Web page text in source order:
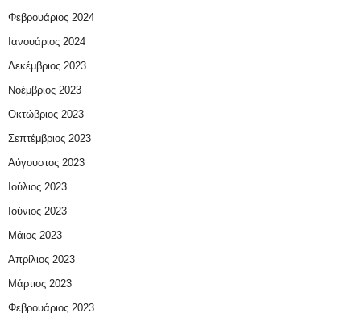
Φεβρουάριος 2024
Ιανουάριος 2024
Δεκέμβριος 2023
Νοέμβριος 2023
Οκτώβριος 2023
Σεπτέμβριος 2023
Αύγουστος 2023
Ιούλιος 2023
Ιούνιος 2023
Μάιος 2023
Απρίλιος 2023
Μάρτιος 2023
Φεβρουάριος 2023